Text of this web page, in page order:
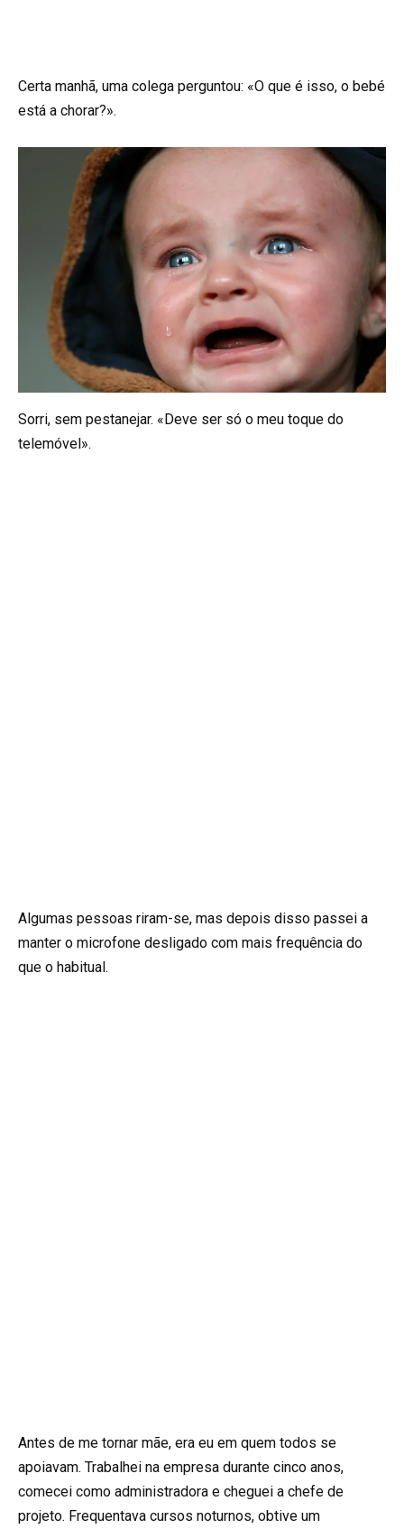
Certa manhã, uma colega perguntou: «O que é isso, o bebé
está a chorar?».
Sorri, sem pestanejar. «Deve ser só o meu toque do
telemóvel».
Algumas pessoas riram-se, mas depois disso passei a
manter o microfone desligado com mais frequência do
que o habitual.
Antes de me tornar mãe, era eu em quem todos se
apoiavam. Trabalhei na empresa durante cinco anos,
comecei como administradora e cheguei a chefe de
projeto. Frequentava cursos noturnos, obtive um